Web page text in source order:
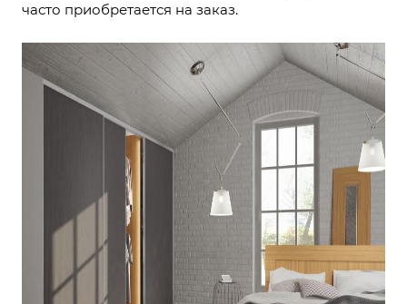
часто приобретается на заказ.